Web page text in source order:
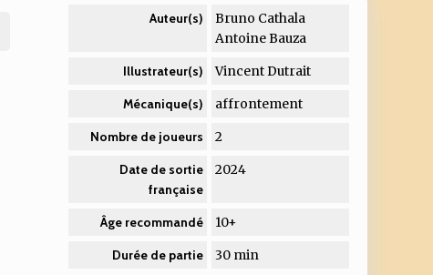
Auteur(s)
Bruno Cathala
Antoine Bauza
Illustrateur(s) Vincent Dutrait
Mécanique(s) affrontement
Nombre de joueurs 2
Date de sortie
française
2024
Âge recommandé 10+
Durée de partie 30 min